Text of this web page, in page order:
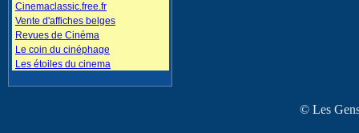
Cinemaclassic.free.fr
Vente d'affiches belges
Revues de Cinéma
Le coin du cinéphage
Les étoiles du cinema
© Les